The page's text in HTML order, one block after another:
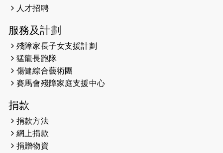
2026-05-21
2026-05-14
（19:00開始）
2026-05-07
開始）
2026-04-30
2026-04-25
人才招聘
服務及計劃
殘障家長子女支援計劃
猛龍長跑隊
傷健綜合藝術團
賽馬會殘障家庭支援中心
捐款
捐款方法
網上捐款
捐贈物資